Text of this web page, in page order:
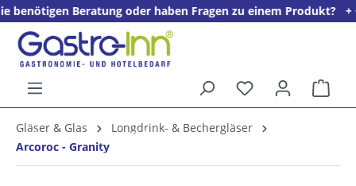
springen
Beratung oder haben Fragen zu einem Produkt? + + +
Willkommens­rabatt**
für neue Kunden
Gläser & Glas
Longdrink- & Bechergläser
Arcoroc - Granity